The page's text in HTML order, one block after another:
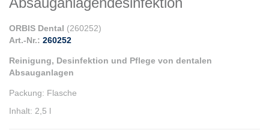
ORBIS Dental (260252)
Art.-Nr.: 260252
Reinigung, Desinfektion und Pflege von dentalen
Absauganlagen
Packung: Flasche
Inhalt: 2,5 l